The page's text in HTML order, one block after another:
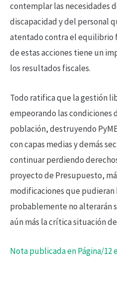
contemplar las necesidades
discapacidad y del personal
atentado contra el equilibrio
de estas acciones tiene un
los resultados fiscales.
Todo ratifica que la gestión
empeorando las condiciones
población, destruyendo
con capas medias y demás
continuar perdiendo
proyecto de Presupuesto,
modificaciones que pudieran
probablemente no alterarán
aún más la crítica situación
Nota publicada en Página/12